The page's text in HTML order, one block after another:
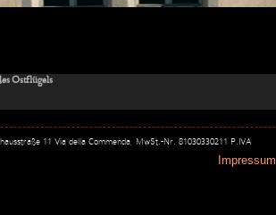
Ostflügels
11 Via della Commenda, MwSt.-Nr. 81030330211 P.IVA
Impressum